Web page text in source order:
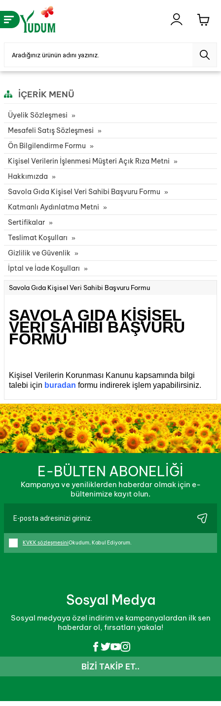
İÇERIK MENÜ
Üyelik Sözleşmesi
Mesafeli Satış Sözleşmesi
Ön Bilgilendirme Formu
Kişisel Verilerin İşlenmesi Müşteri Açık Rıza Metni
Hakkımızda
Savola Gıda Kişisel Veri Sahibi Başvuru Formu
Katmanlı Aydınlatma Metni
Sertifikalar
Teslimat Koşulları
Gizlilik ve Güvenlik
İptal ve İade Koşulları
Savola Gıda Kişisel Veri Sahibi Başvuru Formu
SAVOLA GIDA KİŞİSEL
VERİ SAHİBİ BAŞVURU
FORMU
Kişisel Verilerin Korunması Kanunu kapsamında bilgi
talebi için buradan formu indirerek işlem yapabilirsiniz.
E-BÜLTEN ABONELİĞİ
Kampanya ve yeniliklerden haberdar olmak için e-
bültenimize kayıt olun.
KVKK sözleşmesiniOkudum, Kabul Ediyorum.
Sosyal Medya
Sosyal medyaya özel indirim ve kampanyalardan ilk sen
haberdar ol, fırsatları yakala!
BIZI TAKIP ET..